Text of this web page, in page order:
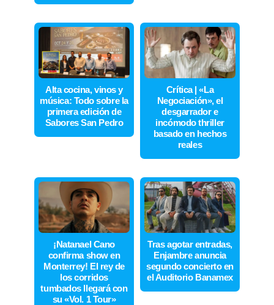
Alta cocina, vinos y
música: Todo sobre la
primera edición de
Sabores San Pedro
Crítica | «La
Negociación», el
desgarrador e
incómodo thriller
basado en hechos
reales
¡Natanael Cano
confirma show en
Monterrey! El rey de
los corridos
tumbados llegará con
su «Vol. 1 Tour»
Tras agotar entradas,
Enjambre anuncia
segundo concierto en
el Auditorio Banamex